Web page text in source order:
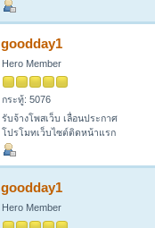
goodday1
Hero Member
กระทู้: 5076
รับจ้างโพสเว็บ เลื่อนประกาศ
โปรโมทเว็บไซต์ติดหน้าแรก
goodday1
Hero Member